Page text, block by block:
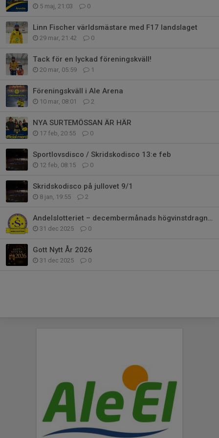
5 maj, 21:03 0
Linn Fischer världsmästare med F17 landslaget
29 mar, 21:42 0
Tack för en lyckad föreningskväll!
20 mar, 05:59 1
Föreningskväll i Ale Arena
10 mar, 08:01 2
NYA SURTEMÖSSAN ÄR HÄR
17 feb, 20:55 0
Sportlovsdisco / Skridskodisco 13:e feb
12 feb, 08:15 0
Skridskodisco på jullovet 9/1
8 jan, 19:55 2
Andelslotteriet – decembermånads högvinstdragning! ☀️🎉
31 dec 2025 0
Gott Nytt År 2026
31 dec 2025 0